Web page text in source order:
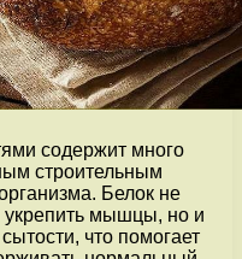
содержит много
строительным
Белок не
укрепить мышцы, но и
что помогает